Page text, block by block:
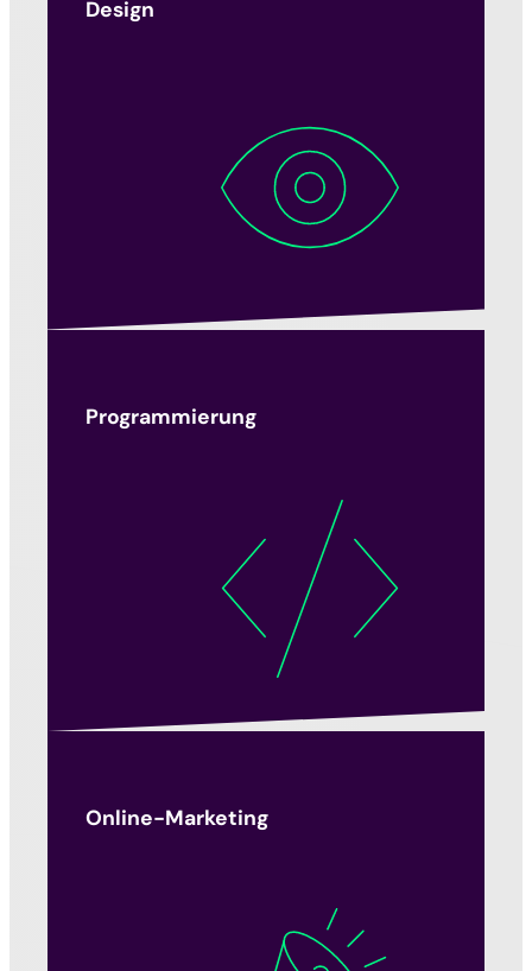
Design
Programmierung
Online-Marketing